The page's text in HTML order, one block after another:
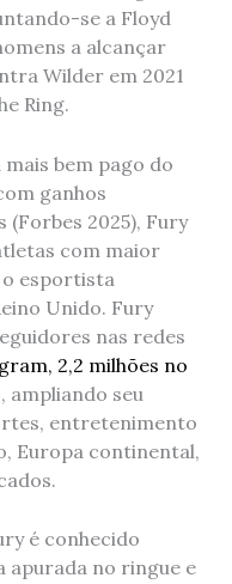
se a Floyd
a alcançar
Wilder em 2021
Ring.
bem pago do
ganhos
(Forbes 2025), Fury
com maior
esportista
Unido. Fury
nas redes
2,2 milhões no
seu
entretenimento
Europa continental,
é conhecido
apurada no ringue e